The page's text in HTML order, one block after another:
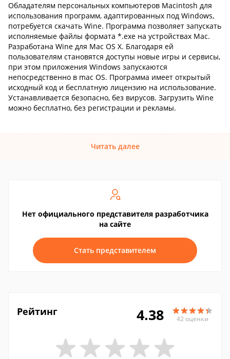
Обладателям персональных компьютеров Macintosh для
использования программ, адаптированных под Windows,
потребуется скачать Wine. Программа позволяет запускать
исполняемые файлы формата *.exe на устройствах Mac.
Разработана Wine для Mac OS X. Благодаря ей
пользователям становятся доступы новые игры и сервисы,
при этом приложения Windows запускаются
непосредственно в mac OS. Программа имеет открытый
исходный код и бесплатную лицензию на использование.
Устанавливается безопасно, без вирусов. Загрузить Wine
можно бесплатно, без регистрации и рекламы.
Читать далее
Нет официального представителя разработчика
на сайте
Стать представителем
Рейтинг 4.38 42 оценки